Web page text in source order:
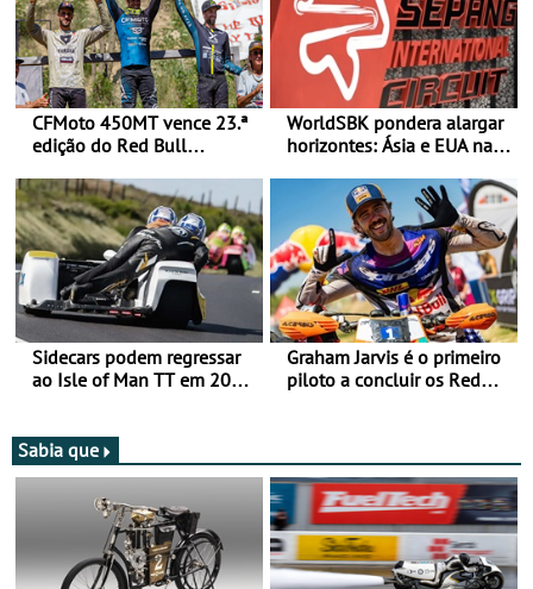
CFMoto 450MT vence 23.ª
edição do Red Bull
Categorias Adventure -
Vitória na Ultimate, Core e
Lite
WorldSBK pondera alargar
horizontes: Ásia e EUA na
Sidecars podem regressar
ao Isle of Man TT em 2027
Graham Jarvis é o primeiro
piloto a concluir os Red
Sabia que